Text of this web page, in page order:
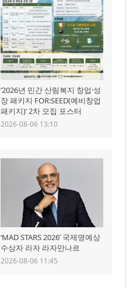
‘2026년 민간 산림복지 창업·성
장 패키지 FOR:SEED(예비창업
패키지)’ 2차 모집 포스터
2026-08-06 13:10
‘MAD STARS 2026’ 국제명예상
수상자 라자 라자만나르
2026-08-06 11:45